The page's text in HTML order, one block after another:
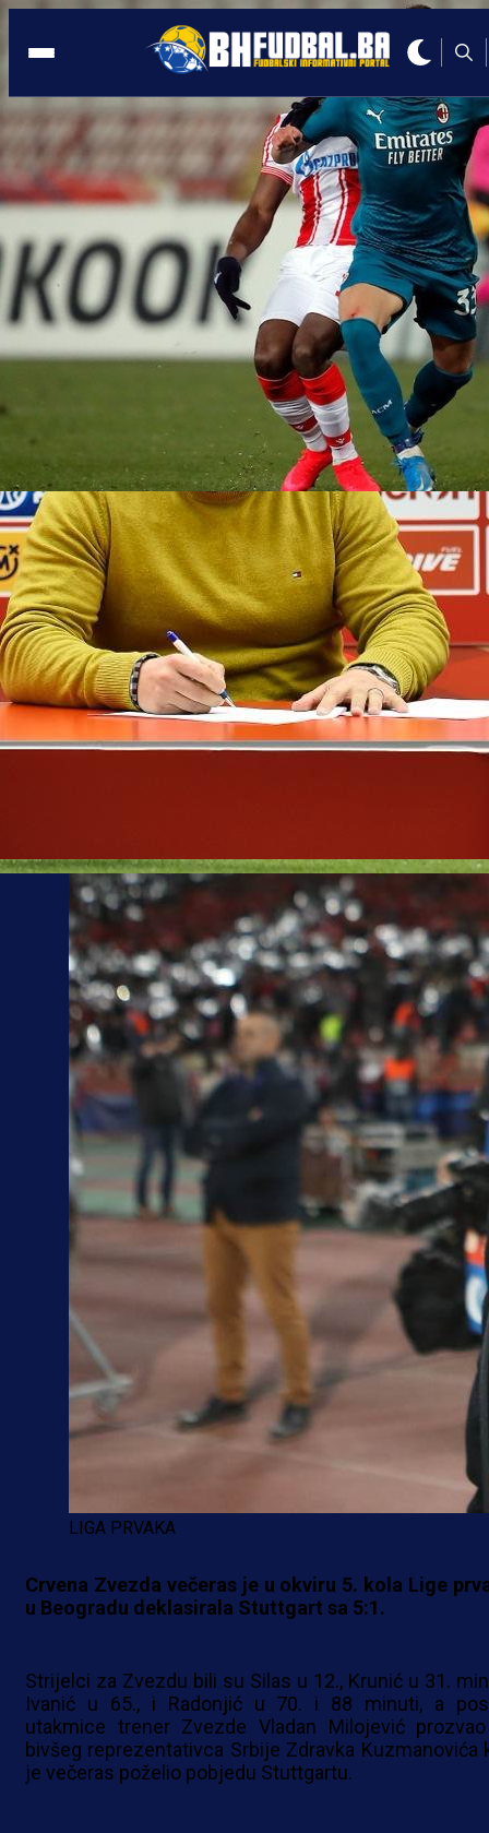
LIGA PRVAKA
22:13, 27.11.2024
Milojević prozvao izdajnika Srbije:
Pobjedili smo za tebe!
Autor:
BHFudbal.ba
22:13, 27.11.2024
LIGA PRVAKA
Crvena Zvezda večeras je u okviru 5. kola Lige
u Beogradu deklasirala Stuttgart sa 5:1.
Strijelci za Zvezdu bili su Silas u 12., Krunić u 31.
Ivanić u 65., i Radonjić u 70. i 88 minuti, a
utakmice trener Zvezde Vladan Milojević
bivšeg reprezentativca Srbije Zdravka Kuzmanovića
je večeras poželio pobjedu Stuttgartu.